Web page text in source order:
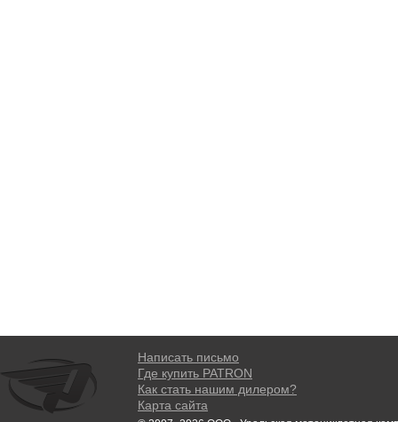
Написать письмо
Где купить PATRON
Как стать нашим дилером?
Карта сайта